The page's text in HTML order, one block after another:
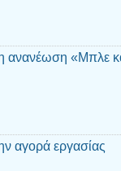
ανανέωση «Μπλε
αγορά εργασίας